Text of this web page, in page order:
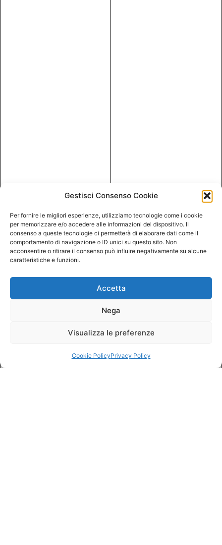
Gestisci Consenso Cookie
Per fornire le migliori esperienze, utilizziamo tecnologie come i cookie
per memorizzare e/o accedere alle informazioni del dispositivo. Il
consenso a queste tecnologie ci permetterà di elaborare dati come il
comportamento di navigazione o ID unici su questo sito. Non
acconsentire o ritirare il consenso può influire negativamente su alcune
caratteristiche e funzioni.
Accetta
Nega
Visualizza le preferenze
Cookie PolicyPrivacy Policy